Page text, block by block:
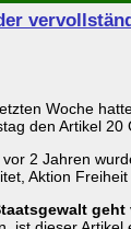
Woche
den Artikel 20
vor 2 Jahren
Aktion
geht